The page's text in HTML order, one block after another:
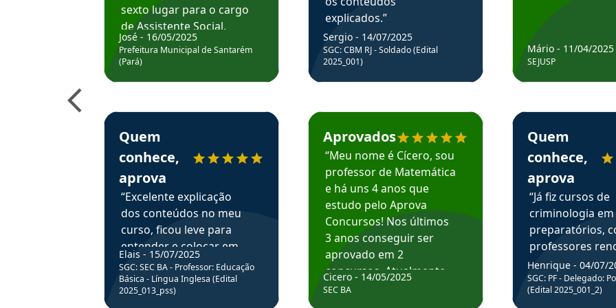
sexto lugar para o cargo
de Assistente Social.
Hoje estou atuando na
Prefeitura de Santarém.
José - 16/05/2025
Prefeitura Municipal de Santarém
(Pará)
Estudante Elais recomenda o Aprova Concursos em depoimento
Quem
conhece,
aprova
“Excelente explicação
dos conteúdos no meu
curso, ficou leve para
entender e colocar em
prática através da
resolução de questões.”
Elais - 15/07/2025
SGC: SEC BA - Professor: Educação
Básica - Língua Inglesa (Edital
2025_013_pss)
explicados.”
Sergio - 14/07/2025
SGC: CBM RJ - Soldado (Edital
2025_001)
Estudante Cicero recomenda o Aprova Concursos em depoimento
Aprovados
“Meu nome é Cícero, sou
professor de Matemática
e há uns 4 anos que
estudo pelo Aprova
Concursos! Nos últimos
3 anos conseguir ser
aprovado em 2
concursos. Atualmente,
estou atuando como
Cicero - 14/05/2025
SEC BA
Mário - 11/04/2025
SEJUSP
Estudante Henrique
Quem
conhece,
aprova
“Já fiz cursos de
criminologia em
preparatórios,
professores
fiz curso em pós
graduação.
Professor do
Henrique - 04/07/
SGC: PF - Delegado:
(Edital 2025_001_2)